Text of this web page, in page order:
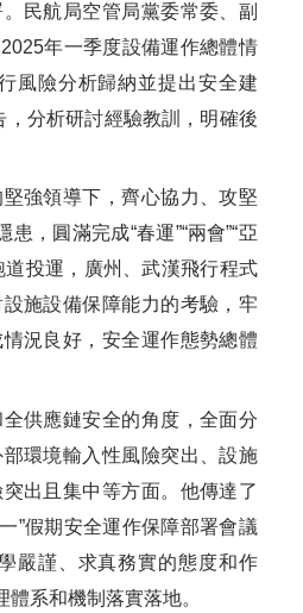
民航局空管局黨委常委、副
年一季度設備運作總體情
風險分析歸納並提出安全建
分析研討經驗教訓，明確後
強領導下，齊心協力、攻堅
，圓滿完成“春運”“兩會”“亞
投運，廣州、武漢飛行程式
施設備保障能力的考驗，牢
況良好，安全運作態勢總體
供應鏈安全的角度，全面分
環境輸入性風險突出、設施
出且集中等方面。他傳達了
”假期安全運作保障部署會議
嚴謹、求真務實的態度和作
系和機制落實落地。